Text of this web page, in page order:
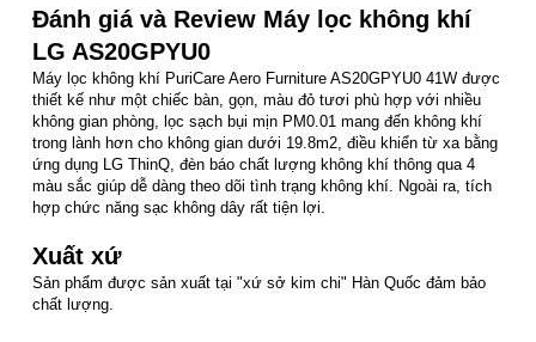
Đánh giá và Review Máy lọc không khí
LG AS20GPYU0
Máy lọc không khí PuriCare Aero Furniture AS20GPYU0 41W được
thiết kế như một chiếc bàn, gọn, màu đỏ tươi phù hợp với nhiều
không gian phòng, lọc sạch bụi mịn PM0.01 mang đến không khí
trong lành hơn cho không gian dưới 19.8m2, điều khiển từ xa bằng
ứng dụng LG ThinQ, đèn báo chất lượng không khí thông qua 4
màu sắc giúp dễ dàng theo dõi tình trạng không khí. Ngoài ra, tích
hợp chức năng sạc không dây rất tiện lợi.
Xuất xứ
Sản phẩm được sản xuất tại "xứ sở kim chi" Hàn Quốc đảm bảo
chất lượng.